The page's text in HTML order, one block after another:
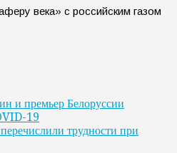
и премьер Белоруссии
19
трудности при